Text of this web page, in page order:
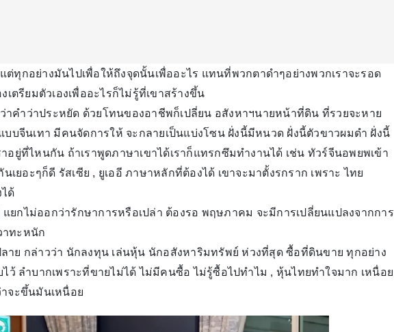
ต่ทุกอย่างมันไปเพื่อให้ถึงจุดนั้นเพื่ออะไร แทนที่พวกตาดำๆอย่างพวกเราจะรอด
เตรียมตัวเองเพื่ออะไรก็ไม่รู้ที่เขาสร้างขึ้น
าคำว่าประหยัด ด้วยโทนของอาชีพก็เปลี่ยน อสังหาฯนายหน้าที่ดิน ที่รวยจะหาย
บบจีนเทา มีคนจัดการให้ จะกลายเป็นแบ่งโซน ฝั่งนี้มีหนวด ฝั่งนี้ตัวขาวผมดำ ฝั่งนี้
อยู่ที่ไหนกัน ถ้าเราพูดภาษาเขาได้เราก็แทรกซึมทำงานได้ เช่น ทัวร์จีนอพยพเข้า
ยอะๆก็ดี รัสเซีย , ยูเออี ภาษาหลักที่ต้องได้ เขาจะมาตั้งรกราก เพราะ ไทย
ด้
กไม่ออกว่ารักษาการหรือเปล่า ต้องรอ พฤษภาคม จะมีการเปลี่ยนแปลงจากการ
าทะหนัก
าย กล่าวว่า นักลงทุน เล่นหุ้น นักอสังหาริมทรัพย์ ห่วงที่สุด ซื้อที่ดินขาย ทุกอย่าง
ไว้ ลำบากเพราะที่ขายไม่ได้ ไม่มีคนซื้อ ไม่รู้ซื้อไปทำไม , หุ้นไทยทำใจมาก เหนื่อย
จะขึ้นมันเหนื่อย